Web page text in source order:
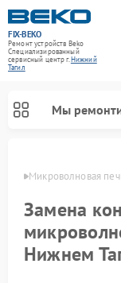
FIX-BEKO
Ремонт устройств Beko
Специализированный
cервисный центр г.Нижний
Тагил
Мы
Микроволновая
Замена
Нижнем